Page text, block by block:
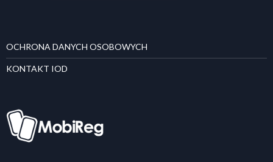
OCHRONA DANYCH OSOBOWYCH
KONTAKT IOD